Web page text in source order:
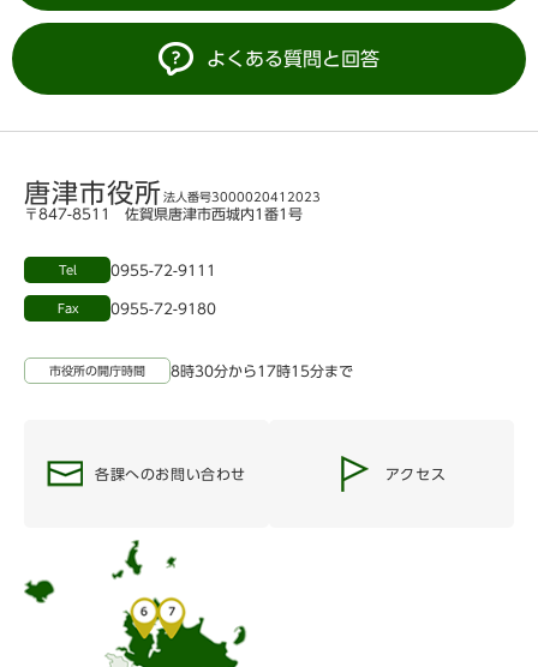
よくある質問と回答
唐津市役所 法人番号3000020412023
〒847-8511 佐賀県唐津市西城内1番1号
Tel 0955-72-9111
Fax 0955-72-9180
市役所の開庁時間 8時30分から17時15分まで
各課へのお問い合わせ アクセス